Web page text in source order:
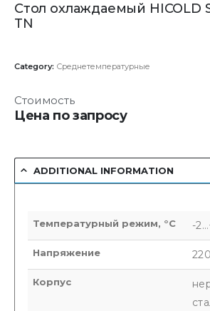
Стол охлаждаемый HICOLD
TN
Category: Среднетемпературные
Стоимость
Цена по запросу
ADDITIONAL INFORMATION
Температурный режим, °C -
Напряжение
Корпус